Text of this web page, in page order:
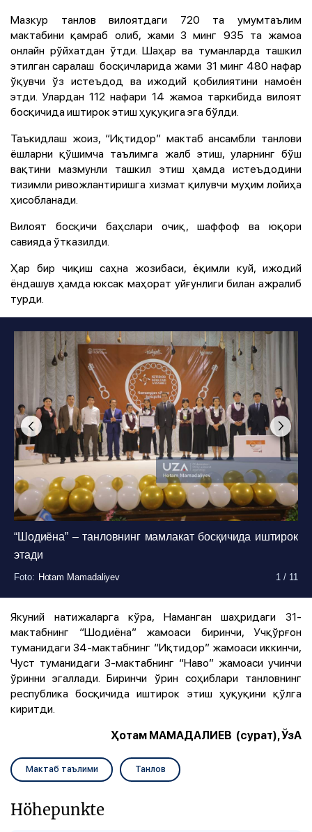
Мазкур танлов вилоятдаги 720 та умумтаълим
мактабини қамраб олиб, жами 3 минг 935 та жамоа
онлайн рўйхатдан ўтди. Шаҳар ва туманларда ташкил
этилган саралаш босқичларида жами 31 минг 480 нафар
ўқувчи ўз истеъдод ва ижодий қобилиятини намоён
этди. Улардан 112 нафари 14 жамоа таркибида вилоят
босқичида иштирок этиш ҳуқуқига эга бўлди.
Таъкидлаш жоиз, “Иқтидор” мактаб ансамбли танлови
ёшларни қўшимча таълимга жалб этиш, уларнинг бўш
вақтини мазмунли ташкил этиш ҳамда истеъдодини
тизимли ривожлантиришга хизмат қилувчи муҳим лойиҳа
ҳисобланади.
Вилоят босқичи баҳслари очиқ, шаффоф ва юқори
савияда ўтказилди.
Ҳар бир чиқиш саҳна жозибаси, ёқимли куй, ижодий
ёндашув ҳамда юксак маҳорат уйғунлиги билан ажралиб
турди.
“Шодиёна” – танловнинг мамлакат босқичида иштирок
этади
Foto: Hotam Mamadaliyev 1 / 11
Foto: Hotam Mamadaliyev 1 / 11
Foto: Hotam Mamadaliyev 1 / 11
Foto: Hotam Mamadaliyev 1 / 11
Foto: Hotam Mamadaliyev 1 / 11
Foto: Hotam Mamadaliyev 1 / 11
Foto: Hotam Mamadaliyev 1 / 11
Foto: Hotam Mamadaliyev 1 / 11
Foto: Hotam Mamadaliyev 1 / 11
Foto: Hotam Mamadaliyev 1 / 11
Foto: Hotam Mamadaliyev 1 / 11
Якуний натижаларга кўра, Наманган шаҳридаги 31-
мактабнинг “Шодиёна” жамоаси биринчи, Учқўрғон
туманидаги 34-мактабнинг “Иқтидор” жамоаси иккинчи,
Чуст туманидаги 3-мактабнинг “Наво” жамоаси учинчи
ўринни эгаллади. Биринчи ўрин соҳиблари танловнинг
республика босқичида иштирок этиш ҳуқуқини қўлга
киритди.
Ҳотам МАМАДАЛИЕВ (сурат), ЎзА
Мактаб таълими Танлов
Höhepunkte